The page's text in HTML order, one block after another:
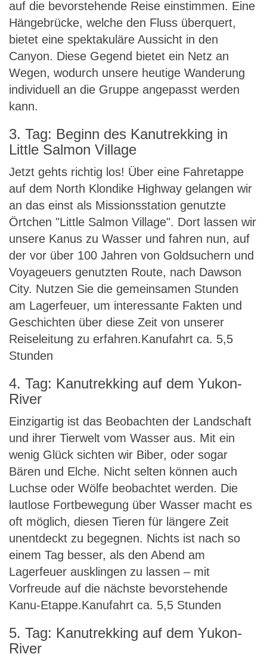
auf die bevorstehende Reise einstimmen. Eine
Hängebrücke, welche den Fluss überquert,
bietet eine spektakuläre Aussicht in den
Canyon. Diese Gegend bietet ein Netz an
Wegen, wodurch unsere heutige Wanderung
individuell an die Gruppe angepasst werden
kann.
3. Tag: Beginn des Kanutrekking in
Little Salmon Village
Jetzt gehts richtig los! Über eine Fahretappe
auf dem North Klondike Highway gelangen wir
an das einst als Missionsstation genutzte
Örtchen "Little Salmon Village". Dort lassen wir
unsere Kanus zu Wasser und fahren nun, auf
der vor über 100 Jahren von Goldsuchern und
Voyageuers genutzten Route, nach Dawson
City. Nutzen Sie die gemeinsamen Stunden
am Lagerfeuer, um interessante Fakten und
Geschichten über diese Zeit von unserer
Reiseleitung zu erfahren.Kanufahrt ca. 5,5
Stunden
4. Tag: Kanutrekking auf dem Yukon-
River
Einzigartig ist das Beobachten der Landschaft
und ihrer Tierwelt vom Wasser aus. Mit ein
wenig Glück sichten wir Biber, oder sogar
Bären und Elche. Nicht selten können auch
Luchse oder Wölfe beobachtet werden. Die
lautlose Fortbewegung über Wasser macht es
oft möglich, diesen Tieren für längere Zeit
unentdeckt zu begegnen. Nichts ist nach so
einem Tag besser, als den Abend am
Lagerfeuer ausklingen zu lassen – mit
Vorfreude auf die nächste bevorstehende
Kanu-Etappe.Kanufahrt ca. 5,5 Stunden
5. Tag: Kanutrekking auf dem Yukon-
River